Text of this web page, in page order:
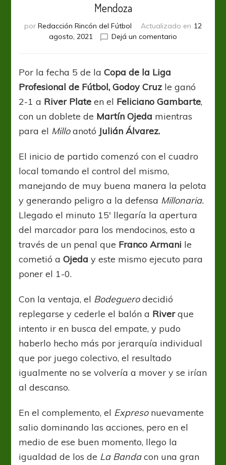
Mendoza
por Redacción Rincón del Fútbol Actualizado en 12
agosto, 2021
Dejá un comentario
le
ganó
River
Por la fecha 5 de laCopa de la Liga
Profesional de Fútbol, Godoy Cruz le ganó
2-1 a River Plate en el Feliciano Gambarte,
con un doblete de Martín Ojeda mientras
para el Milloanotó Julián Álvarez.
El inicio de partido comenzó con el cuadro
local tomando el control del mismo,
manejando de muy buena manera la pelota
y generando peligro a la defensa Millonaria.
Llegado el minuto 15′ llegaría la apertura
del marcador para los mendocinos, esto a
través de un penal que Franco Armani le
cometió aOjeday este mismo ejecuto para
poner el 1-0.
Con la ventaja, el Bodeguerodecidió
replegarse y cederle el balón a Riverque
intento ir en busca del empate, y pudo
haberlo hecho más por jerarquía individual
que por juego colectivo, el resultado
igualmente no se volvería a mover y se irían
al descanso.
En el complemento, el Expresonuevamente
salio dominando las acciones, pero en el
medio de ese buen momento, llego la
igualdad de los de La Bandacon una gran